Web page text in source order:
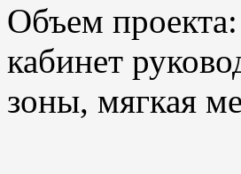
Объем
кабинет
зоны, мягкая